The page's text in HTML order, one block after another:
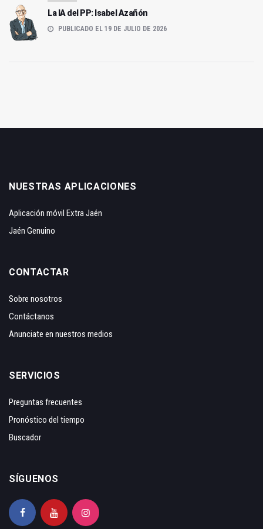
La IA del PP: Isabel Azañón
PUBLICADO EL 19 DE JULIO DE 2026
NUESTRAS APLICACIONES
Aplicación móvil Extra Jaén
Jaén Genuino
CONTACTAR
Sobre nosotros
Contáctanos
Anunciate en nuestros medios
SERVICIOS
Preguntas frecuentes
Pronóstico del tiempo
Buscador
SÍGUENOS